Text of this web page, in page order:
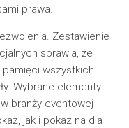
prawa.
Zestawienie
sprawia, że
wszystkich
Wybrane elementy
branży eventowej
jak i pokaz na dla